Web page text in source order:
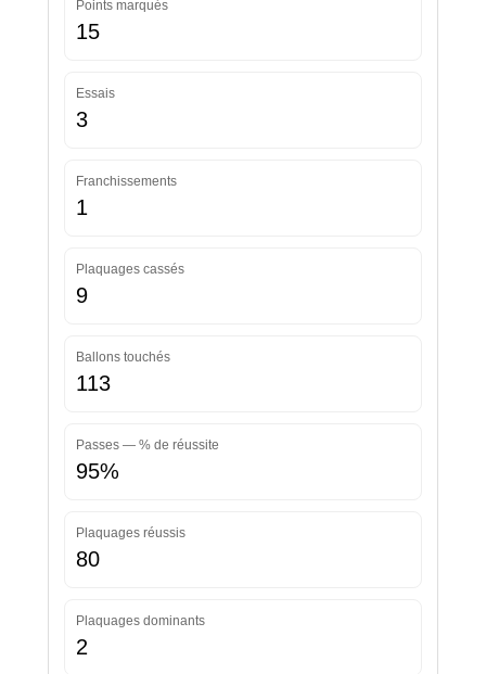
Points marqués
15
Essais
3
Franchissements
1
Plaquages cassés
9
Ballons touchés
113
Passes — % de réussite
95%
Plaquages réussis
80
Plaquages dominants
2